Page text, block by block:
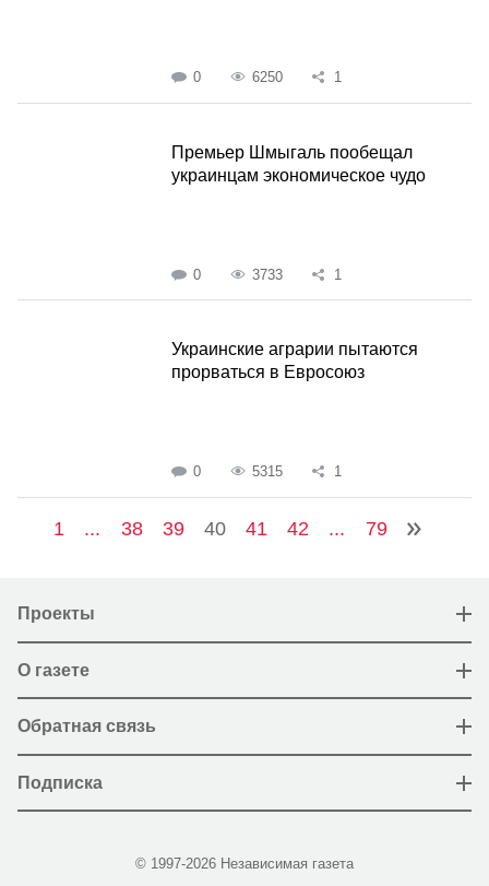
0 6250 1
Премьер Шмыгаль пообещал
украинцам экономическое чудо
0 3733 1
Украинские аграрии пытаются
прорваться в Евросоюз
0 5315 1
1 ... 38 39 40 41 42 ... 79
Проекты
О газете
Обратная связь
Подписка
© 1997-2026 Независимая газета